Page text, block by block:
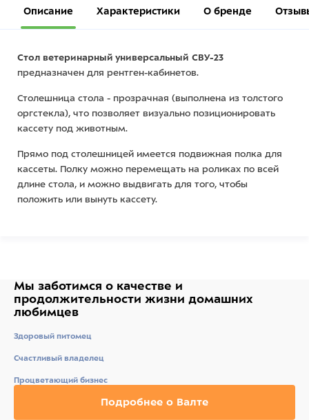
Описание Характеристики О бренде
Стол ветеринарный универсальный СВУ-23
предназначен для рентген-кабинетов.
Столешница стола - прозрачная (выполнена из толстого
оргстекла), что позволяет визуально позиционировать
кассету под животным.
Прямо под столешницей имеется подвижная полка для
кассеты. Полку можно перемещать на роликах по всей
длине стола, и можно выдвигать для того, чтобы
положить или вынуть кассету.
полипропилена.
Основные характеристики:
порошковым покрытием.
Цвет каркаса: белый.
Габариты столешницы: 1500x700 мм.
Размеры выдвижной полки: 440x660 мм.
Мы заботимся о качестве и
продолжительности жизни домашних
любимцев
Здоровый питомец
Счастливый владелец
Процветающий бизнес
Подробнее о Валте